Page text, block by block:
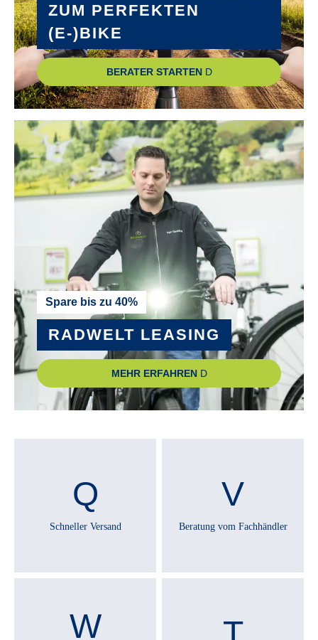
ZUM PERFEKTEN
(E-)BIKE
BERATER STARTEN
Spare bis zu 40%
RADWELT LEASING
MEHR ERFAHREN
Schneller Versand Beratung vom Fachhändler